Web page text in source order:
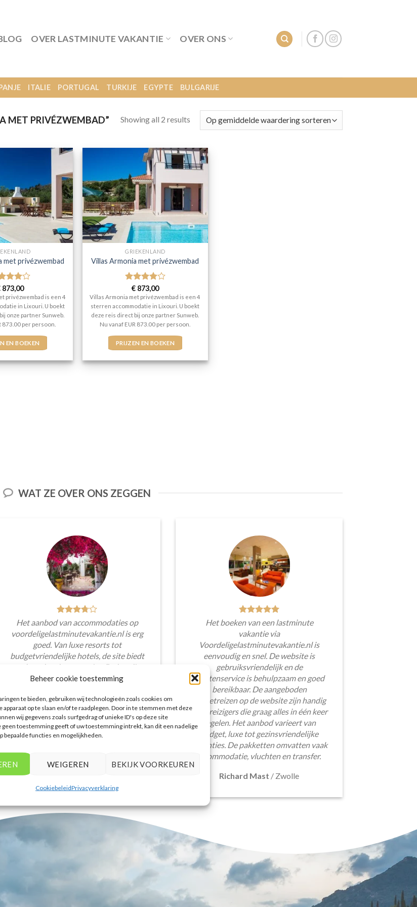
Beheer cookie toestemming
te bieden, gebruiken wij technologieën zoals cookies om
op te slaan en/of te raadplegen. Door in te stemmen met deze
wij gegevens zoals surfgedrag of unieke ID's op deze site
geen toestemming geeft of uw toestemming intrekt, kan dit een nadelige
bepaalde functies en mogelijkheden.
WEIGEREN BEKIJK VOORKEUREN
CookiebeleidPrivacyverklaring
OVER LASTMINUTE VAKANTIE OVER ONS
ITALIE PORTUGAL TURKIJE EGYPTE BULGARIJE
MET PRIVÉZWEMBAD” Showing all 2 results
met privézwembad
5
873,00
privézwembad is een 4
in Lixouri. U boekt
onze partner Sunweb.
873.00 per persoon.
EN BOEKEN
GRIEKENLAND
Villas Armonia met privézwembad
Gewaardeerd
4 uit 5
€873,00
Villas Armonia met privézwembad is een 4
sterren accommodatie in Lixouri. U boekt
deze reis direct bij onze partner Sunweb.
Nu vanaf EUR 873.00 per persoon.
PRIJZEN EN BOEKEN
WAT ZE OVER ONS ZEGGEN
Het aanbod van accommodaties op
voordeligelastminutevakantie.nl is erg
goed. Van luxe resorts tot
budgetvriendelijke hotels, de site biedt
een breed scala aan opties. De handige
zoekfilters maakten het eenvoudig om
aansluiten bij mijn voorkeuren en
budget.
Tim Beukers/Tilburg
Het boeken van een lastminute
vakantie via
Voordeligelastminutevakantie.nl is
eenvoudig en snel. De website is
gebruiksvriendelijk en de
klantenservice is behulpzaam en goed
bereikbaar. De aangeboden
pakketreizen op de website zijn handig
voor reizigers die graag alles in één keer
regelen. Het aanbod varieert van
budget, luxe tot gezinsvriendelijke
vakanties. De pakketten omvatten vaak
accommodatie, vluchten en transfer.
Richard Mast / Zwolle